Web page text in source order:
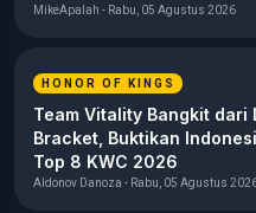
MikeApalah - Rabu, 05 Agustus 2026
HONOR OF KINGS
Team Vitality Bangkit dari
Bracket, Buktikan
Top 8 KWC 2026
Aldonov Danoza - Rabu, 05 Agustus